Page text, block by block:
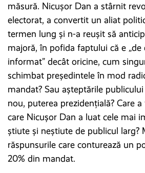
măsură. Nicușor Dan a stârnit
electorat, a convertit un aliat
termen lung și n-a reușit să
majoră, în pofida faptului că e
informat” decât oricine, cum
schimbat președintele în mod
mandat? Sau așteptările
nou, puterea prezidențială? Care
care Nicușor Dan a luat cele mai
știute și neștiute de publicul larg?
răspunsurile care conturează un
20% din mandat.